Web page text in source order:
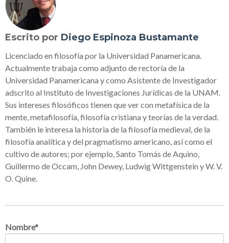
Escrito por Diego Espinoza Bustamante
Licenciado en filosofía por la Universidad Panamericana.
Actualmente trabaja como adjunto de rectoría de la
Universidad Panamericana y como Asistente de Investigador
adscrito al Instituto de Investigaciones Jurídicas de la UNAM.
Sus intereses filosóficos tienen que ver con metafísica de la
mente, metafilosofía, filosofía cristiana y teorías de la verdad.
También le interesa la historia de la filosofía medieval, de la
filosofía analítica y del pragmatismo americano, así como el
cultivo de autores; por ejemplo, Santo Tomás de Aquino,
Guillermo de Occam, John Dewey, Ludwig Wittgenstein y W. V.
O. Quine.
Nombre*